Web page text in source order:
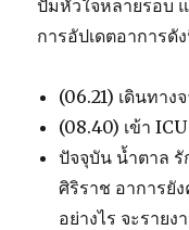
ปั๊มหัวใจหลายรอบ
การอัปเดตอาการดั
(06.21) เดินทา
(08.40) เข้า
ปัจจุบัน น้ำตาล รั
ศิริราช อาการยั
อย่างไร จะราย